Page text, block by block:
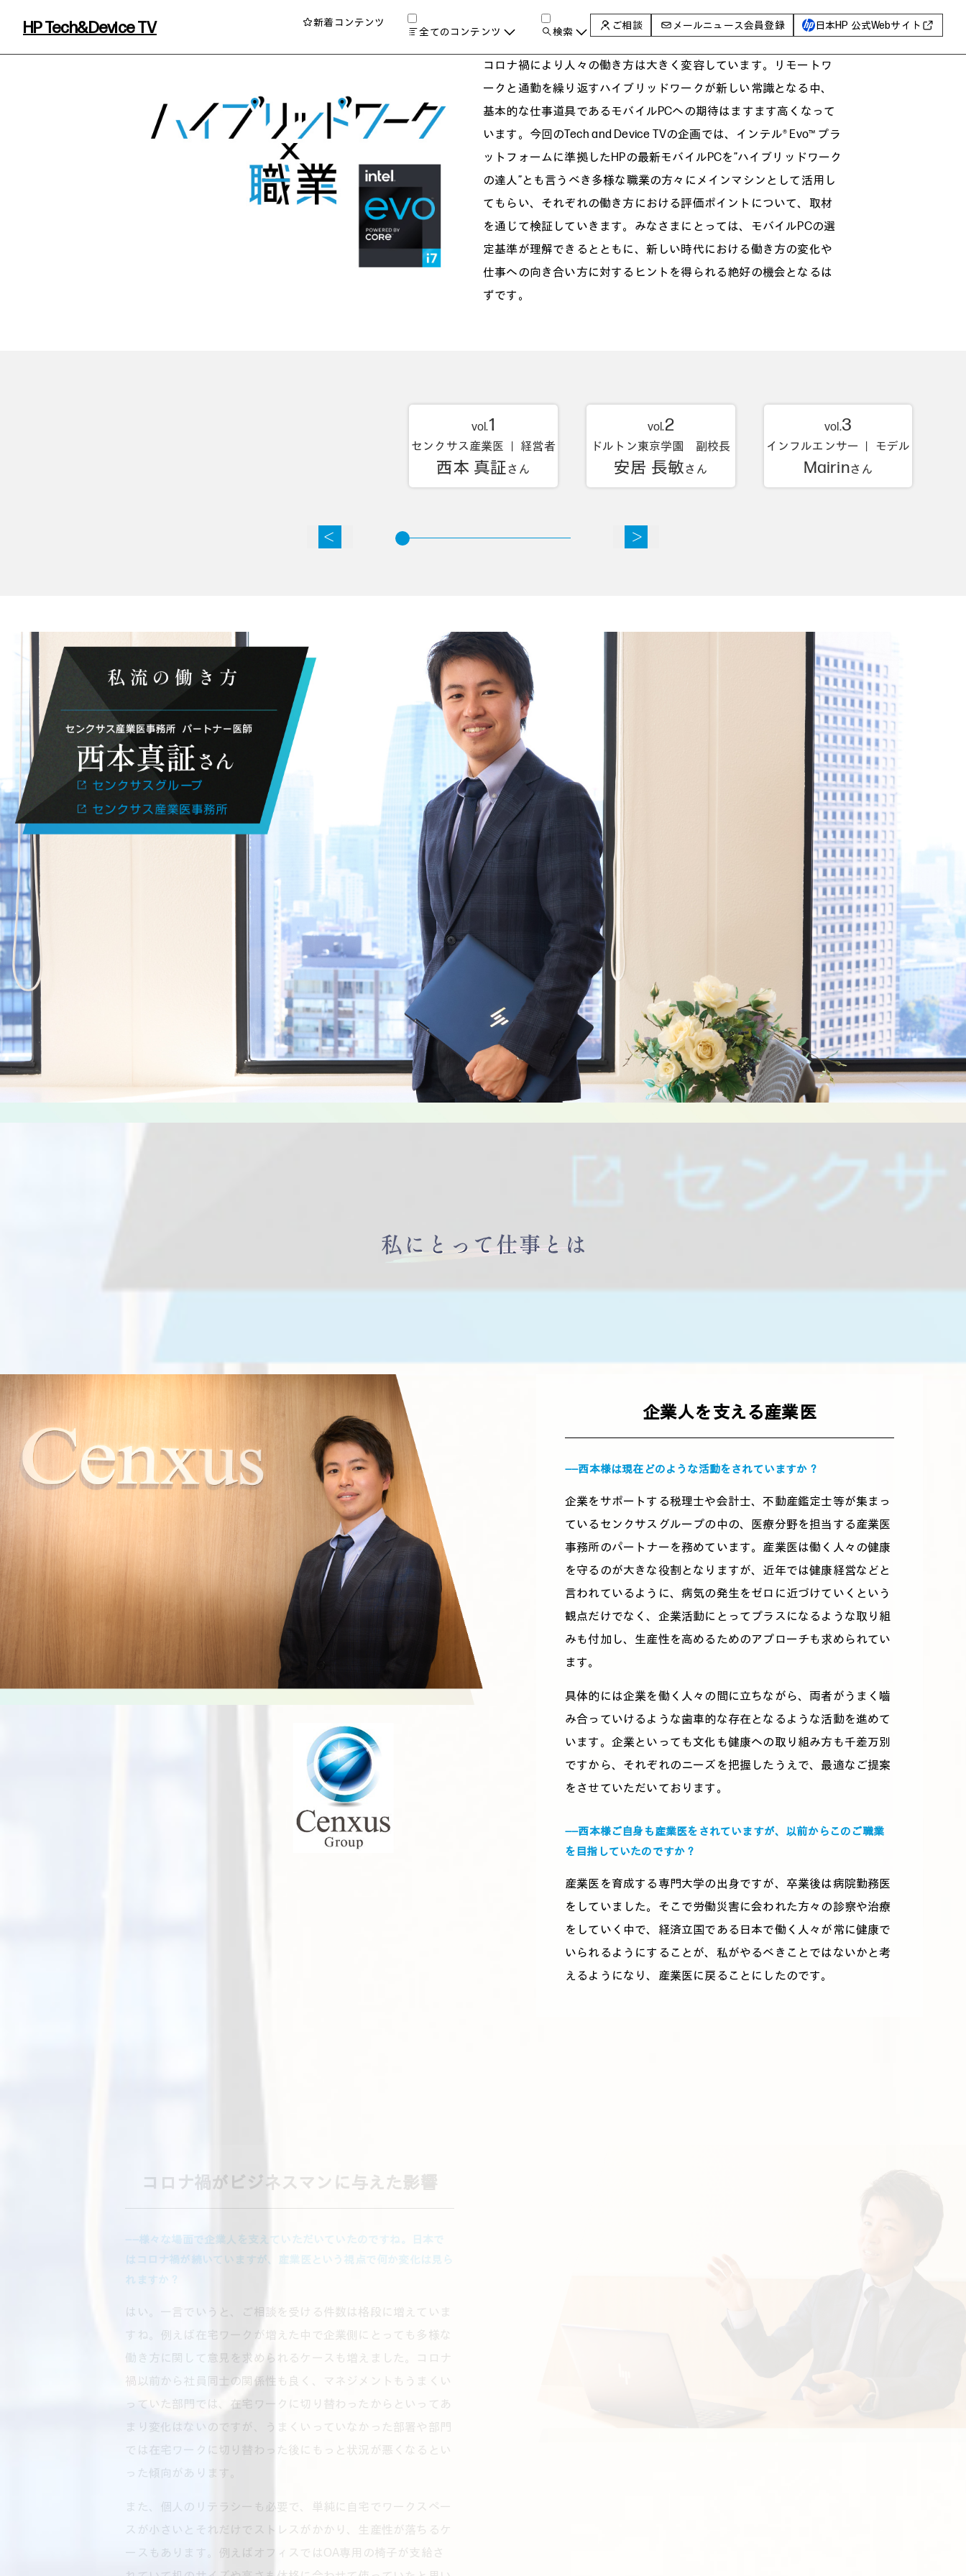
HP Tech&Device TV 新着コンテンツ
全てのコンテンツ
チャンネル
製品トレンド & レビュー
サイバーセキュリティ
自治体・公共
ハイブリッドワーク
ワークステーション
プリンター
タグ
事例
イベントレポート
AI PC
Poly
WXP（DEXツール）
タグ一覧
検索 ご相談 メールニュース会員登録 日本HP 公式Webサイト
コロナ禍により人々の働き方は大きく変容しています。リモートワ
ークと通勤を繰り返すハイブリッドワークが新しい常識となる中、
基本的な仕事道具であるモバイルPCへの期待はますます高くなって
います。今回のTech and Device TVの企画では、インテル® Evo™ プラ
ットフォームに準拠したHPの最新モバイルPCを”ハイブリッドワーク
の達人”とも言うべき多様な職業の方々にメインマシンとして活用し
てもらい、それぞれの働き方における評価ポイントについて、取材
を通じて検証していきます。みなさまにとっては、モバイルPCの選
定基準が理解できるとともに、新しい時代における働き方の変化や
仕事への向き合い方に対するヒントを得られる絶好の機会となるは
ずです。
vol.1
センクサス産業医 ｜ 経営者
西本 真証さん
vol.2
ドルトン東京学園 副校長
安居 長敏さん
vol.3
インフルエンサー ｜ モデル
Mairinさん
企業人を支える産業医
――西本様は現在どのような活動をされていますか？
企業をサポートする税理士や会計士、不動産鑑定士等が集まっ
ているセンクサスグループの中の、医療分野を担当する産業医
事務所のパートナーを務めています。産業医は働く人々の健康
を守るのが大きな役割となりますが、近年では健康経営などと
言われているように、病気の発生をゼロに近づけていくという
観点だけでなく、企業活動にとってプラスになるような取り組
みも付加し、生産性を高めるためのアプローチも求められてい
ます。
具体的には企業を働く人々の間に立ちながら、両者がうまく嚙
み合っていけるような歯車的な存在となるような活動を進めて
います。企業といっても文化も健康への取り組み方も千差万別
ですから、それぞれのニーズを把握したうえで、最適なご提案
をさせていただいております。
――西本様ご自身も産業医をされていますが、以前からこのご職業
を目指していたのですか？
産業医を育成する専門大学の出身ですが、卒業後は病院勤務医
をしていました。そこで労働災害に会われた方々の診察や治療
をしていく中で、経済立国である日本で働く人々が常に健康で
いられるようにすることが、私がやるべきことではないかと考
えるようになり、産業医に戻ることにしたのです。
コロナ禍がビジネスマンに与えた影響
――様々な場面で企業人を支えていただいていたのですね。日本で
はコロナ禍が続いていますが、産業医という視点で何か変化は見ら
れますか？
はい。一言でいうと、ご相談を受ける件数は格段に増えていま
すね。例えば在宅ワークが増えた中で企業側にとっても多様な
働き方に関して意見を求められるケースも増えました。コロナ
禍以前から社員同士の関係性も良く、マネジメントもうまくい
っていた部門では、在宅ワークに切り替わったからといってあ
まり変化はないのですが、うまくいっていなかった部署や部門
では在宅ワークに切り替わった後にもっと状況が悪くなるとい
った傾向があります。
また、個人のリテラシーも必要で、単純に自宅でワークスペー
スが小さいとそれだけでストレスがかかり、生産性が落ちるケ
ースもあります。例えばオフィスではOA専用の椅子が支給さ